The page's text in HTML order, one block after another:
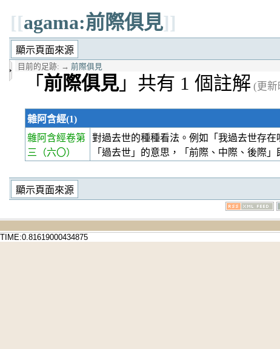
[[agama:前際俱見]]
目前的足跡: → 前際俱見
「 前際俱見」共有 1 個註解 (更新
雜阿含經(1)
雜阿含經卷第
三
（六〇）
對過去世的種種看法。例如「我過去世存
「過去世」的意思，「前際、中際、後際
TIME:0.81619000434875